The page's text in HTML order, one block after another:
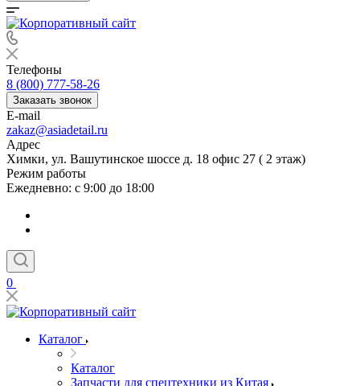
Телефоны
8 (800) 777-58-26
Заказать звонок
E-mail
zakaz@asiadetail.ru
Адрес
Химки, ул. Вашутинское шоссе д. 18 офис 27 ( 2 этаж)
Режим работы
Ежедневно: с 9:00 до 18:00
0
Каталог
Каталог
Запчасти для спецтехники из Китая